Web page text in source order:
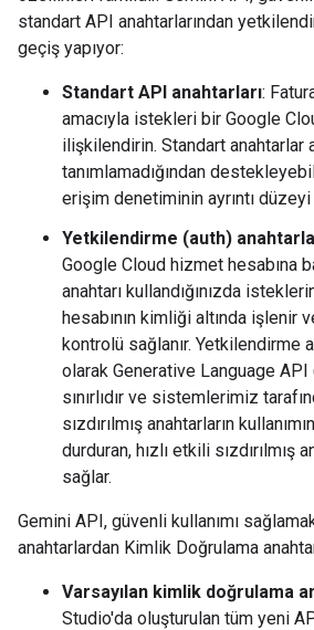
standart API anahtarlarından
geçiş yapıyor:
Standart API anahtarları:
amacıyla istekleri bir Google
ilişkilendirin. Standart anahtarlar
tanımlamadığından
erişim denetiminin ayrıntı düzeyi
Yetkilendirme (auth)
Google Cloud hizmet hesabına
anahtarı kullandığınızda
hesabının kimliği altında işlenir
kontrolü sağlanır. Yetkilendirme
olarak Generative Language
sınırlıdır ve sistemlerimiz
sızdırılmış anahtarların
durduran, hızlı etkili sızdırılmış
sağlar.
Gemini API, güvenli kullanımı
anahtarlardan Kimlik Doğrulama
Varsayılan kimlik doğrulama
Studio'da oluşturulan tüm yeni